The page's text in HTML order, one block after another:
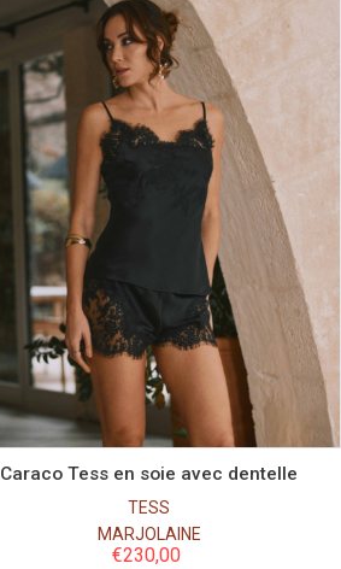
Couleur
Taille
36 38
Caraco Tess en soie avec dentelle
TESS
MARJOLAINE
€230,00